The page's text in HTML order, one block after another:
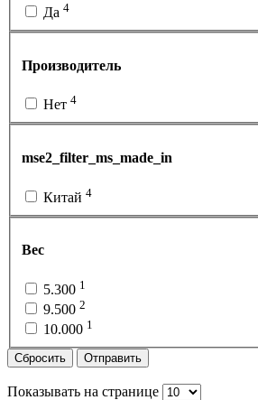
Да 4
Производитель
Нет 4
mse2_filter_ms_made_in
Китай 4
Вес
5.300 1
9.500 2
10.000 1
Сбросить Отправить
Показывать на странице